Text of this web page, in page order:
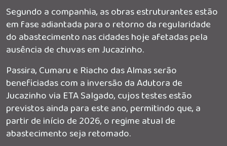
Segundo a companhia, as obras estruturantes estão
em fase adiantada para o retorno da regularidade
do abastecimento nas cidades hoje afetadas pela
ausência de chuvas em Jucazinho.
Passira, Cumaru e Riacho das Almas serão
beneficiadas com a inversão da Adutora de
Jucazinho via ETA Salgado, cujos testes estão
previstos ainda para este ano, permitindo que, a
partir de início de 2026, o regime atual de
abastecimento seja retomado.